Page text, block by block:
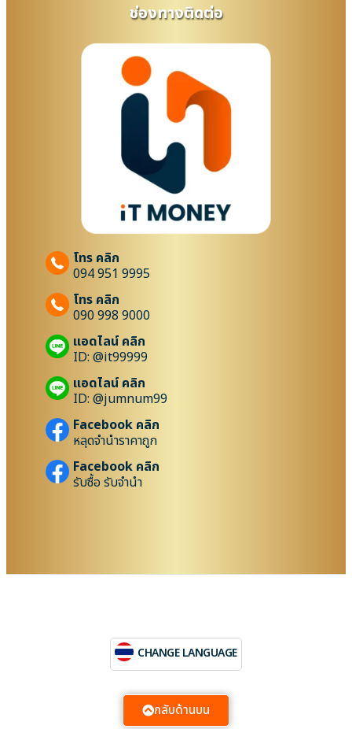
ช่องทางติดต่อ
โทร คลิก
094 951 9995
โทร คลิก
090 998 9000
แอดไลน์ คลิก
ID: @it99999
แอดไลน์ คลิก
ID: @jumnum99
Facebook คลิก
หลุดจำนำราคาถูก
Facebook คลิก
รับซื้อ รับจำนำ
CHANGE LANGUAGE
กลับด้านบน